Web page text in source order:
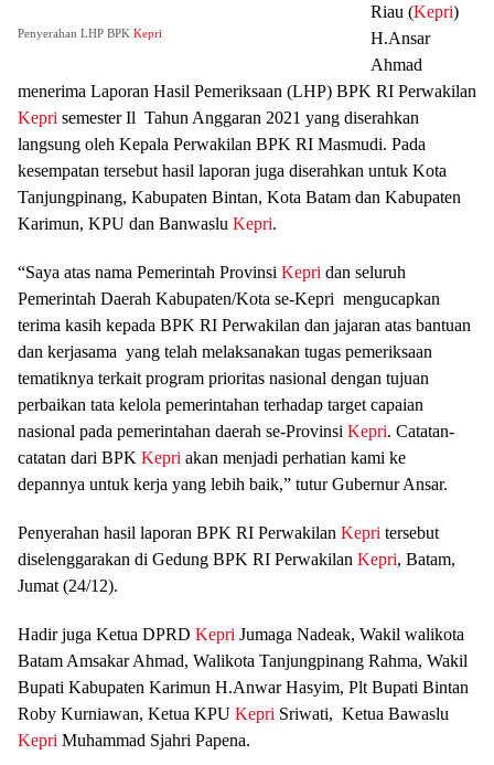
Penyerahan LHP BPK Kepri
Riau (Kepri)
H.Ansar
Ahmad
menerima Laporan Hasil Pemeriksaan (LHP) BPK RI Perwakilan
Kepri semester Il Tahun Anggaran 2021 yang diserahkan
langsung oleh Kepala Perwakilan BPK RI Masmudi. Pada
kesempatan tersebut hasil laporan juga diserahkan untuk Kota
Tanjungpinang, Kabupaten Bintan, Kota Batam dan Kabupaten
Karimun, KPU dan Banwaslu Kepri.
“Saya atas nama Pemerintah Provinsi Kepri dan seluruh
Pemerintah Daerah Kabupaten/Kota se-Kepri mengucapkan
terima kasih kepada BPK RI Perwakilan dan jajaran atas bantuan
dan kerjasama yang telah melaksanakan tugas pemeriksaan
tematiknya terkait program prioritas nasional dengan tujuan
perbaikan tata kelola pemerintahan terhadap target capaian
nasional pada pemerintahan daerah se-Provinsi Kepri. Catatan-
catatan dari BPK Kepri akan menjadi perhatian kami ke
depannya untuk kerja yang lebih baik,” tutur Gubernur Ansar.
Penyerahan hasil laporan BPK RI Perwakilan Kepri tersebut
diselenggarakan di Gedung BPK RI Perwakilan Kepri, Batam,
Jumat (24/12).
Hadir juga Ketua DPRD Kepri Jumaga Nadeak, Wakil walikota
Batam Amsakar Ahmad, Walikota Tanjungpinang Rahma, Wakil
Bupati Kabupaten Karimun H.Anwar Hasyim, Plt Bupati Bintan
Roby Kurniawan, Ketua KPU Kepri Sriwati, Ketua Bawaslu
Kepri Muhammad Sjahri Papena.